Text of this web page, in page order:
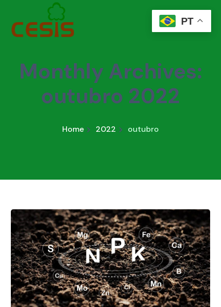
Monthly Archives:
outubro 2022
Home 2022 outubro
PT